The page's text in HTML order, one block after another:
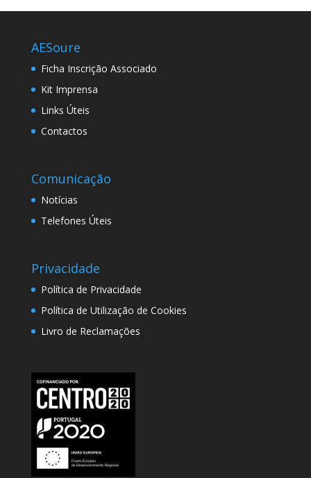
AESoure
Ficha Inscrição Associado
Kit Imprensa
Links Úteis
Contactos
Comunicação
Notícias
Telefones Úteis
Privacidade
Política de Privacidade
Política de Utilização de Cookies
Livro de Reclamações